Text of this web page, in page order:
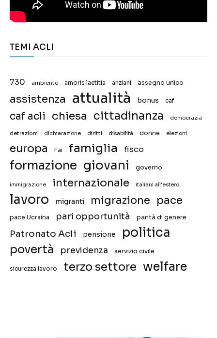
TEMI ACLI
730 ambiente amoris laetitia anziani assegno unico
assistenza attualità bonus caf
caf acli chiesa cittadinanza democrazia
detrazioni dichiarazione diritti disabilità donne elezioni
europa Fai famiglia fisco
formazione giovani governo
immigrazione internazionale italiani all'estero
lavoro migranti migrazione pace
pace Ucraina pari opportunità parità di genere
Patronato Acli pensione politica
povertà previdenza servizio civile
sicurezza lavoro terzo settore welfare